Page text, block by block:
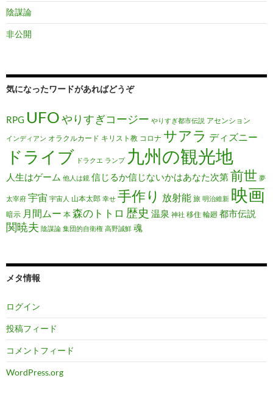
陰謀論
非公開
気になったワードがあればどうぞ
RPG UFOやりすぎコージー やりすぎ都市伝説 アセンション
インディアン オラクルカード キリスト教 コロナ サアラ ディズニー
ドライブ ドラクエ ランプ 九州の観光地
人生はゲーム 他人は鏡 信じるか信じないかはあなた次第前世 夢
太宰府 宇宙 宇宙人 山本太郎 幸せ 手作り 放射能 旅 明治維新 映画
暗示 月間ムー 本 森のトトロ 歴史 温泉 神社 移住 輪廻 都市伝説
関暁夫 陰謀論 集団的自衛権 高野誠鮮 魂
メタ情報
ログイン
投稿フィード
コメントフィード
WordPress.org